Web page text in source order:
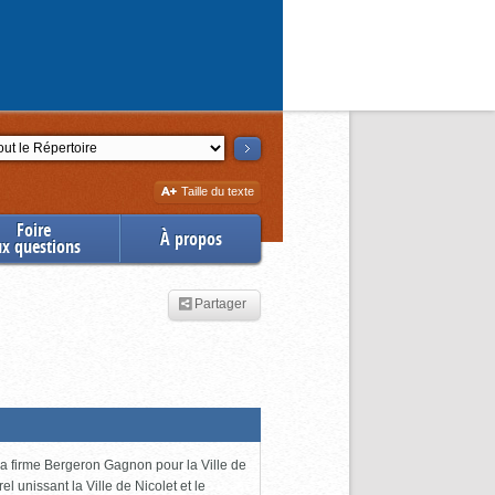
Augmenter
la
Taille du texte
Foire
questions À propos
Partager
firme Bergeron Gagnon pour la Ville de
unissant la Ville de Nicolet et le